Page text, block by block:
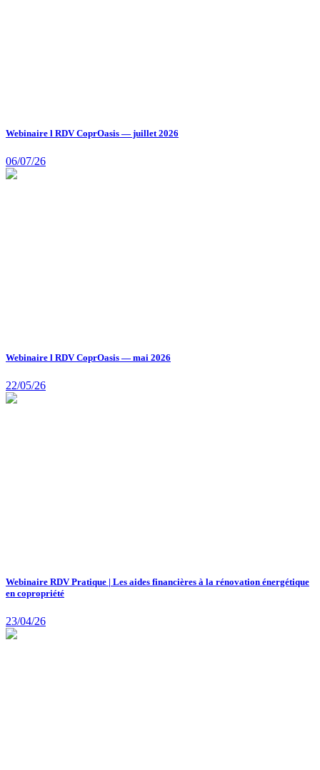
Webinaire l RDV CoprOasis — juillet 2026
06/07/26
Webinaire l RDV CoprOasis — mai 2026
22/05/26
Webinaire RDV Pratique | Les aides financières à la rénovation énergétique
en copropriété
23/04/26